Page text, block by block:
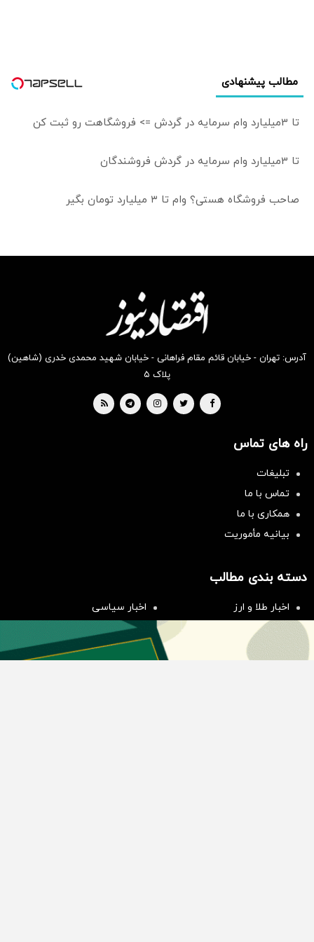
مطالب پیشنهادی
تا 3میلیارد وام سرمایه در گردش => فروشگاهت رو ثبت کن
تا 3میلیارد وام سرمایه در گردش فروشندگان
صاحب فروشگاه هستی؟ وام تا ۳ میلیارد تومان بگیر
آدرس: تهران - خیابان قائم مقام فراهانی - خیابان شهید محمدی خدری (شاهین)
پلاک ۵
راه های تماس
تبلیغات
تماس با ما
همکاری با ما
بیانیه مأموریت
دسته بندی مطالب
اخبار طلا و ارز
اخبار سیاسی
اخبار بورس
اخبار مسکن
اخبار خودرو
اخبار تکنولوژی